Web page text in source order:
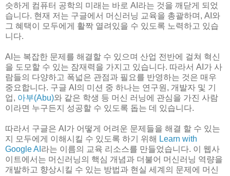
슷하게 컴퓨터 공학의 미래는 바로 AI라는 것을 깨닫게 되었
습니다. 현재 저는 구글에서 머신러닝 교육을 총괄하며, AI와
그 혜택이 모두에게 활짝 열려있을 수 있도록 노력하고 있습
니다.
AI는 복잡한 문제를 해결할 수 있으며 산업 전반에 걸쳐 혁신
을 도모할 수 있는 잠재력을 가지고 있습니다. 따라서 AI가 사
람들의 다양하고 폭넓은 관점과 필요를 반영하는 것은 매우
중요합니다. 구글 AI의 미션 중 하나는 연구원, 개발자 및 기
업, 아부(Abu)와 같은 학생 등 머신 러닝에 관심을 가진 사람
이라면 누구든지 성공할 수 있도록 돕는 데 있습니다.
따라서 구글은 AI가 어떻게 어려운 문제들을 해결 할 수 있는
지 모두에게 이해시킬 수 있도록 하기 위해 Learn with
Google AI 라는 이름의 교육 리소스를 만들었습니다. 이 웹사
이트에서는 머신러닝의 핵심 개념과 더불어 머신러닝 역량을
개발하고 향상시킬 수 있는 방법과 현실 세계의 문제에 머신